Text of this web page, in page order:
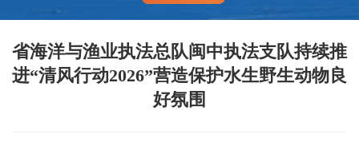
省海洋与渔业执法总队闽中执法支队持续推
进“清风行动2026”营造保护水生野生动物良
好氛围